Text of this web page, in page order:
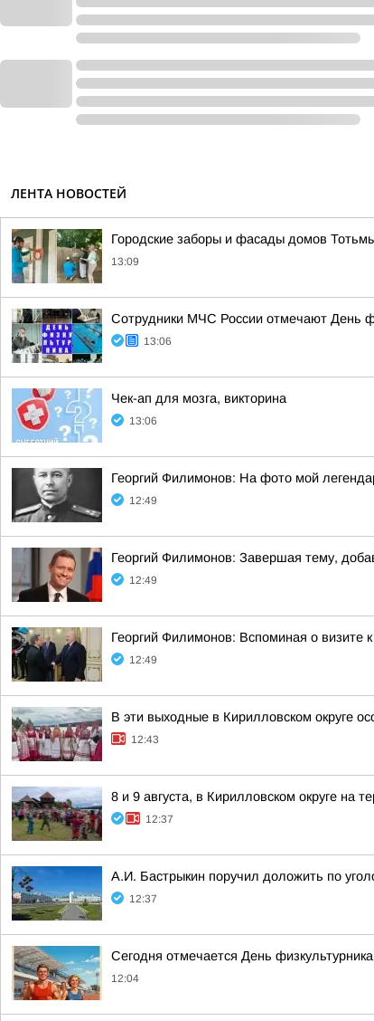
ЛЕНТА НОВОСТЕЙ
Городские заборы и фасады домов
13:09
Сотрудники МЧС России отмечают День
13:06
Чек-ап для мозга, викторина
13:06
Георгий Филимонов: На фото мой
12:49
Георгий Филимонов: Завершая тему,
12:49
Георгий Филимонов: Вспоминая о
12:49
В эти выходные в Кирилловском округе
12:43
8 и 9 августа, в Кирилловском округе на
12:37
А.И. Бастрыкин поручил доложить по
12:37
Сегодня отмечается День
12:04